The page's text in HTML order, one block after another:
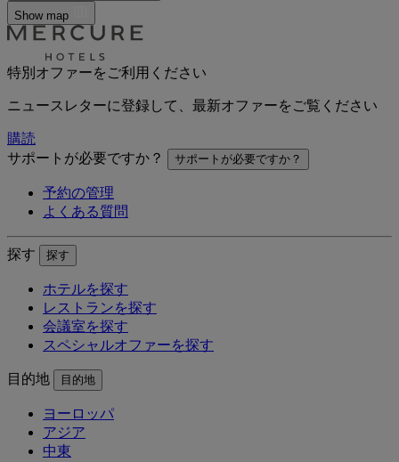
Show map
特別オファーをご利用ください
ニュースレターに登録して、最新オファーをご覧ください
購読
サポートが必要ですか？
サポートが必要ですか？
予約の管理
よくある質問
探す 探す
ホテルを探す
レストランを探す
会議室を探す
スペシャルオファーを探す
目的地 目的地
ヨーロッパ
アジア
中東